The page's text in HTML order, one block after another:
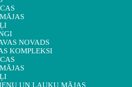
NOVADS
KOMPLEKSI
UN LAUKU MĀJAS